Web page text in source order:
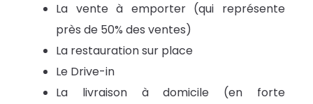
La vente à emporter (qui représente
près de 50% des ventes)
La restauration sur place
Le Drive-in
La livraison à domicile (en forte